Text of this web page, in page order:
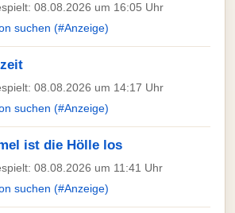
08.08.2026 um 16:05 Uhr
suchen (#Anzeige)
08.08.2026 um 14:17 Uhr
suchen (#Anzeige)
ist die Hölle los
08.08.2026 um 11:41 Uhr
suchen (#Anzeige)